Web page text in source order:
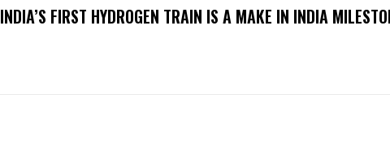
INDIA’S FIRST HYDROGEN TRAIN IS A MAKE IN INDIA